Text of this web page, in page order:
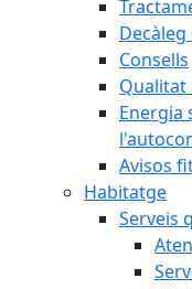
Consells
Qualitat
Energia
Avisos
Habitatge
Serveis